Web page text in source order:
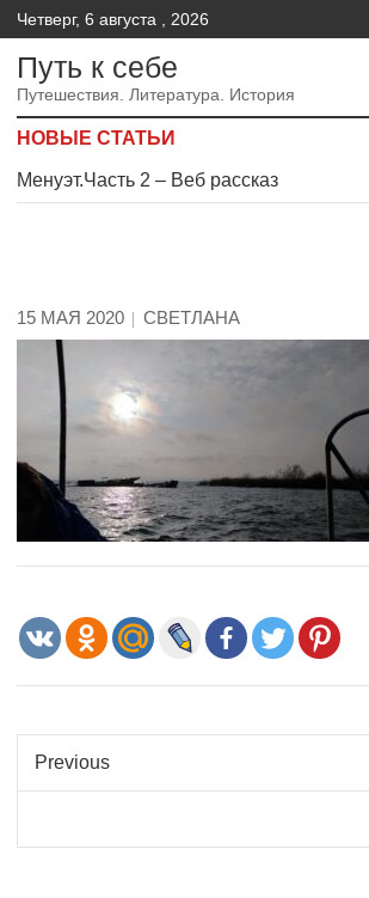
Четверг, 6 августа , 2026
Путь к себе
Путешествия. Литература. История
НОВЫЕ СТАТЬИ
Менуэт.Часть 2 – Веб рассказ
15 МАЯ 2020 СВЕТЛАНА
Previous